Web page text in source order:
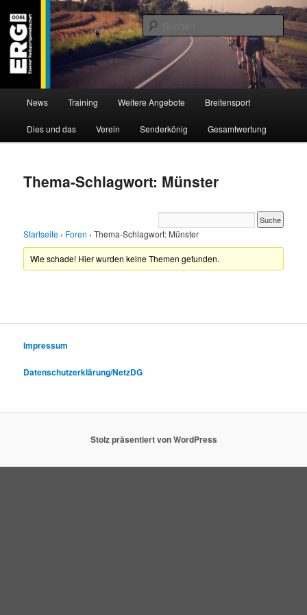
Inhalt
wechseln
sekundären
Inhalt
wechselnERG 1900 e.V
Willkommen bei der Essener Radsportgemeinschaft
News Training Weitere Angebote Breitensport
Dies und das Verein Senderkönig Gesamtwertung
Thema-Schlagwort: Münster
Startseite › Foren › Thema-Schlagwort: Münster
Wie schade! Hier wurden keine Themen gefunden.
Impressum
Datenschutzerklärung/NetzDG
Stolz präsentiert von WordPress